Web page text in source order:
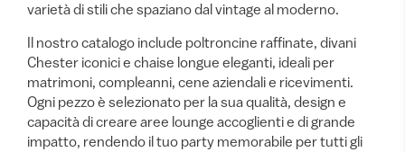
varietà di stili che spaziano dal vintage al moderno.
Il nostro catalogo include poltroncine raffinate, divani
Chester iconici e chaise longue eleganti, ideali per
matrimoni, compleanni, cene aziendali e ricevimenti.
Ogni pezzo è selezionato per la sua qualità, design e
capacità di creare aree lounge accoglienti e di grande
impatto, rendendo il tuo party memorabile per tutti gli